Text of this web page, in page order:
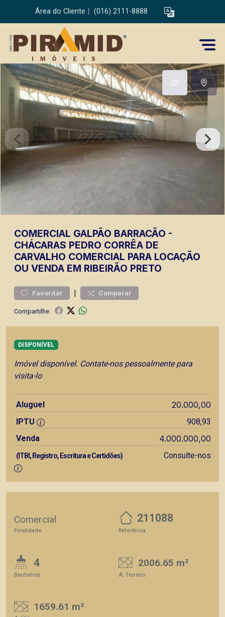
Área do Cliente (016) 2111-8888
COMERCIAL GALPÃO BARRACÃO -
CHÁCARAS PEDRO CORRÊA DE
CARVALHO COMERCIAL PARA LOCAÇÃO
OU VENDA EM RIBEIRÃO PRETO
Favoritar | Comparar
Compartilhe:
DISPONÍVEL
Imóvel disponível. Contate-nos pessoalmente para
visita-lo
Aluguel 20.000,00
IPTU
908,93
Venda
4.000.000,00
(ITBI, Registro, Escritura e Certidões) Consulte-nos
Comercial
Finalidade
211088
Referência
4
Banheiros
2006.65 m²
A. Terreno
1659.61 m²